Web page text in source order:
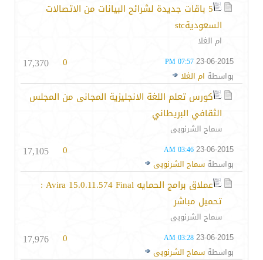
5 باقات جديدة لشرائح البيانات من الاتصالات
السعوديةstc
ام الغلا
23-06-2015
07:57 PM
بواسطة ام الغلا
0
17,370
كورس تعلم اللغة الانجليزية المجانى من المجلس
الثقافي البريطاني
سماح الشرنوبى
23-06-2015
03:46 AM
بواسطة سماح الشرنوبى
0
17,105
عملاق برامج الحمايه Avira 15.0.11.574 Final :
تحميل مباشر
سماح الشرنوبى
23-06-2015
03:28 AM
بواسطة سماح الشرنوبى
0
17,976